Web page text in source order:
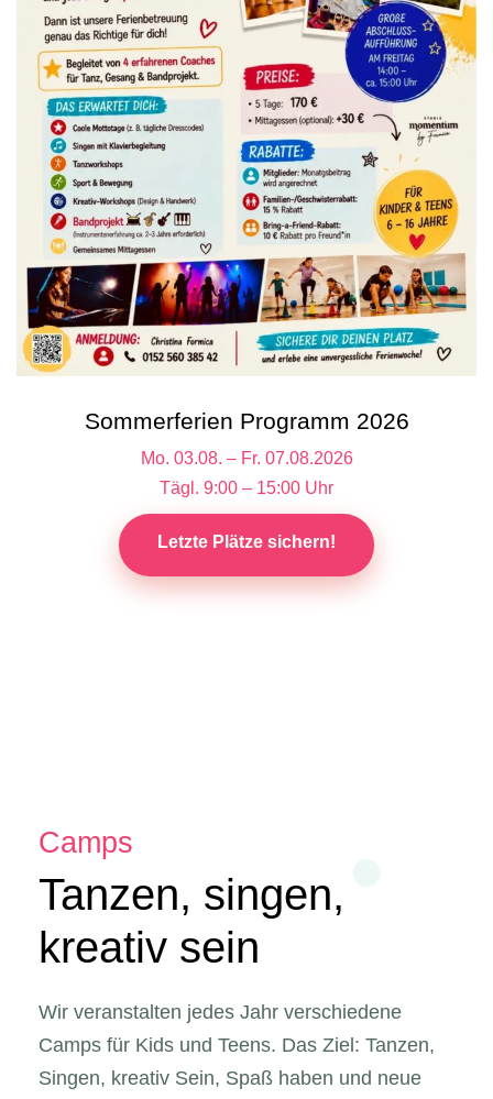
Sommerferien Programm 2026
Mo. 03.08. – Fr. 07.08.2026
Tägl. 9:00 – 15:00 Uhr
Letzte Plätze sichern!
Camps
Tanzen, singen,
kreativ sein
Wir veranstalten jedes Jahr verschiedene
Camps für Kids und Teens. Das Ziel: Tanzen,
Singen, kreativ Sein, Spaß haben und neue